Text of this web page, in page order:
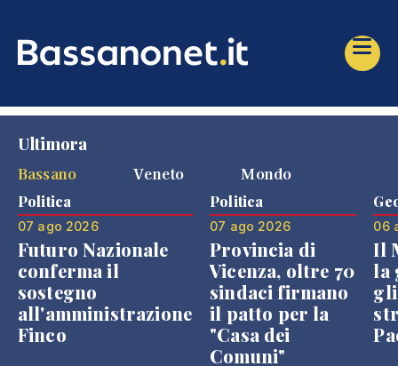
Ultimora
Bassano
Veneto Mondo
Politica
07 ago 2026
Futuro Nazionale
conferma il
sostegno
all'amministrazione
Finco
Politica
07 ago 2026
Provincia di
Vicenza, oltre 70
sindaci firmano
il patto per la
"Casa dei
Comuni"
06
Il
la